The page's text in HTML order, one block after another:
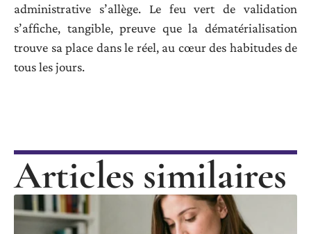
administrative s’allège. Le feu vert de validation
s’affiche, tangible, preuve que la dématérialisation
trouve sa place dans le réel, au cœur des habitudes de
tous les jours.
Articles similaires